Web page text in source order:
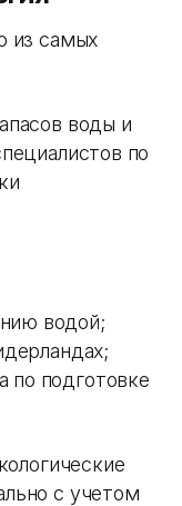
из самых
воды и
по
водой;
по подготовке
с учетом